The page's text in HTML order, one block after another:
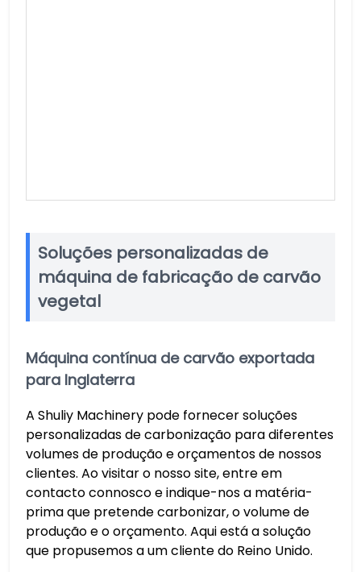
Soluções personalizadas de
máquina de fabricação de carvão
vegetal
Máquina contínua de carvão exportada
para Inglaterra
A Shuliy Machinery pode fornecer soluções
personalizadas de carbonização para diferentes
volumes de produção e orçamentos de nossos
clientes. Ao visitar o nosso site, entre em
contacto connosco e indique-nos a matéria-
prima que pretende carbonizar, o volume de
produção e o orçamento. Aqui está a solução
que propusemos a um cliente do Reino Unido.